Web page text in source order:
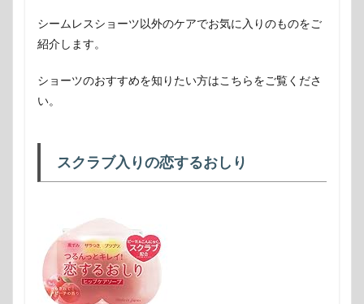
シームレスショーツ以外のケアでお気に入りのものをご
紹介します。
ショーツのおすすめを知りたい方はこちらをご覧くださ
い。
スクラブ入りの恋するおしり